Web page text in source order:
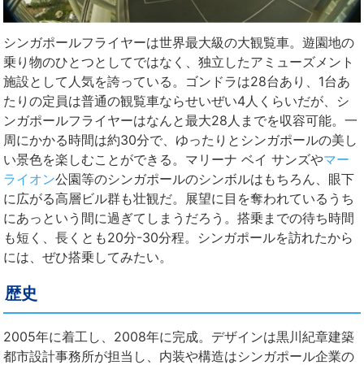
シンガポールフライヤーは世界最大級の大観覧車。遊園地の
乗り物のひとつとしてではなく、独立したアミューズメント
施設として人気を誇っている。ゴンドラは28台あり、1台あ
たりの定員は普通の観覧車ならせいぜい4人くらいだが、シ
ンガポールフライヤーはなんと最大28人までを収容可能。一
周にかかる時間は約30分で、ゆったりとシンガポールの美し
い景色を楽しむことができる。マリーナ ベイ サンズやマー
ライオン公園等のシンガポールのシンボルはもちろん、眼下
に広がる高層ビル群も壮観だ。展望に目を奪われているうち
にあっという間に過ぎてしまうだろう。搭乗までの待ち時間
も短く、長くとも20分-30分程。シンガポールを訪れたから
には、ぜひ搭乗してみたい。
歴史
2005年に着工し、2008年に完成。デザインは黒川紀章建築
都市設計事務所が担当し、内装や構造はシンガポール企業の